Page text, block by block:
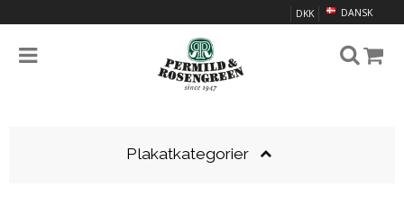
DANSK
DKK
Plakatkategorier